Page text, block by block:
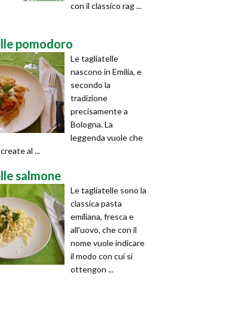
con il classico rag ...
pomodoro
Le tagliatelle
nascono in Emilia, e
secondo la
tradizione
precisamente a
Bologna. La
leggenda vuole che
al ...
salmone
Le tagliatelle sono la
classica pasta
emiliana, fresca e
all'uovo, che con il
nome vuole indicare
il modo con cui si
ottengon ...